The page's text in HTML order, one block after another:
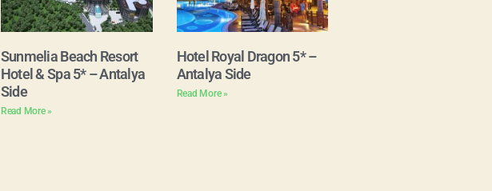
Sunmelia Beach Resort
Hotel & Spa 5* – Antalya
Side
Read More »
Hotel Royal Dragon 5* –
Antalya Side
Read More »